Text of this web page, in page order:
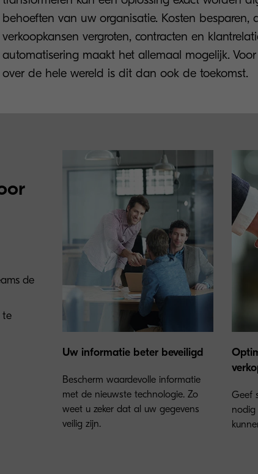
behoeften van uw organisatie. Kosten besparen,
verkoopkansen vergroten, contracten en
automatisering maakt het allemaal mogelijk.
over de hele wereld is dit dan ook de toekomst.
de
te
Uw informatie beter beveiligd
Bescherm waardevolle informatie
met de nieuwste technologie. Zo
weet u zeker dat al uw gegevens
veilig zijn.
Geef